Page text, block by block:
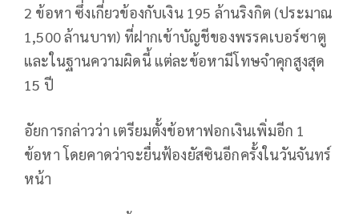
2 ข้อหา ซึ่งเกี่ยวข้องกับเงิน 195 ล้านริงกิต (ประมาณ
1,500 ล้านบาท) ที่ฝากเข้าบัญชีของพรรคเบอร์ซาตู
และในฐานความผิดนี้ แต่ละข้อหามีโทษจำคุกสูงสุด
15 ปี
อัยการกล่าวว่า เตรียมตั้งข้อหาฟอกเงินเพิ่มอีก 1
ข้อหา โดยคาดว่าจะยื่นฟ้องยัสซินอีกครั้งในวันจันทร์
หน้า